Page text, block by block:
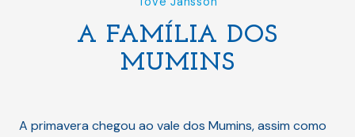
A FAMÍLIA DOS
MUMINS
A primavera chegou ao vale dos Mumins, assim como